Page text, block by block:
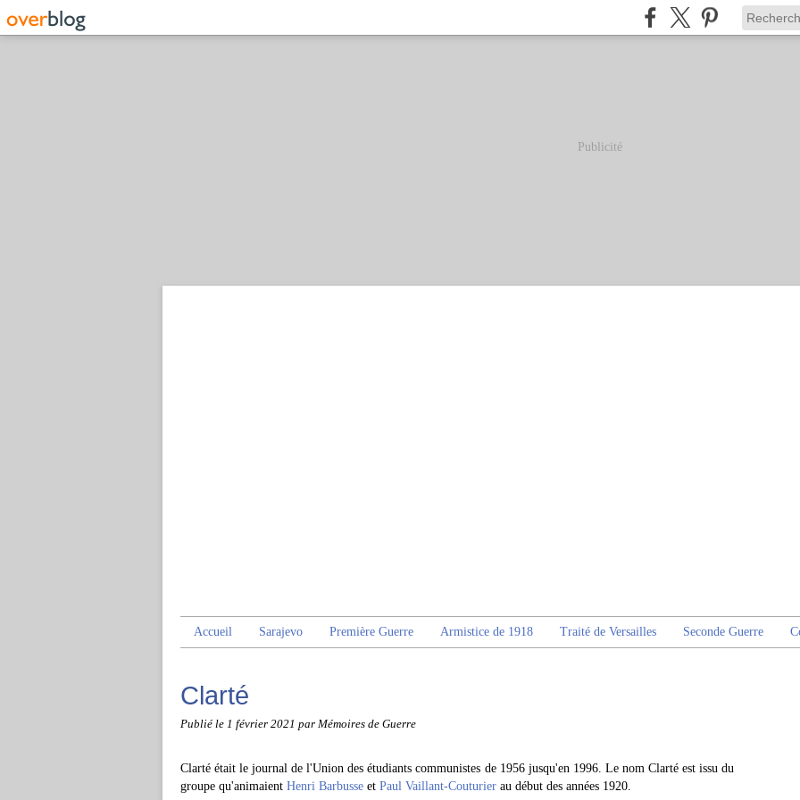
Publicité
Accueil Sarajevo Première Guerre Armistice de 1918 Traité de Versailles Seconde Guerre
Clarté
Publié le 1 février 2021 par Mémoires de Guerre
Clarté était le journal de l'Union des étudiants communistes de 1956 jusqu'en 1996. Le nom Clarté est issu du
groupe qu'animaient Henri Barbusse et Paul Vaillant-Couturier au début des années 1920.